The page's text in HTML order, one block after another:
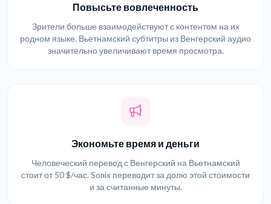
Повысьте вовлеченность
Зрители больше взаимодействуют с контентом на их
родном языке. Вьетнамский субтитры из Венгерский аудио
значительно увеличивают время просмотра.
Экономьте время и деньги
Человеческий перевод с Венгерский на Вьетнамский
стоит от 50 $/час. Sonix переводит за долю этой стоимости
и за считанные минуты.